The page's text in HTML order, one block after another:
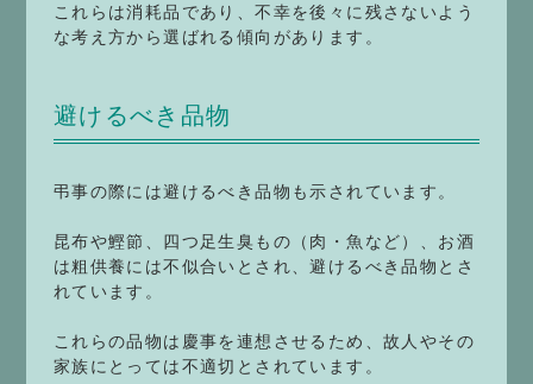
これらは消耗品であり、不幸を後々に残さないよう
な考え方から選ばれる傾向があります。
避けるべき品物
弔事の際には避けるべき品物も示されています。
昆布や鰹節、四つ足生臭もの（肉・魚など）、お酒
は粗供養には不似合いとされ、避けるべき品物とさ
れています。
これらの品物は慶事を連想させるため、故人やその
家族にとっては不適切とされています。